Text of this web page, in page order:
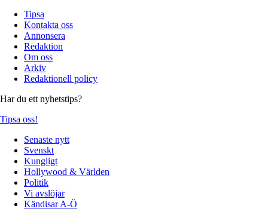
Tipsa
Kontakta oss
Annonsera
Redaktion
Om oss
Arkiv
Redaktionell policy
Har du ett nyhetstips?
Tipsa oss!
Senaste nytt
Svenskt
Kungligt
Hollywood & Världen
Politik
Vi avslöjar
Kändisar A-Ö